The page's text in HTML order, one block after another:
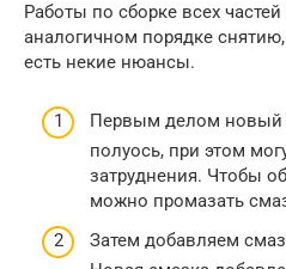
Работы по сборке всех
аналогичном порядке
есть некие нюансы.
Первым делом новый
полуось, при этом
затруднения. Чтобы
можно промазать
Затем добавляем